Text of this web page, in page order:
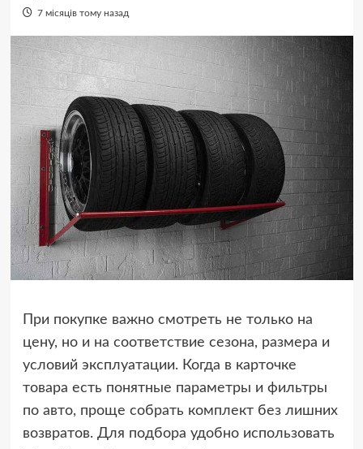
7 місяців тому назад
При покупке важно смотреть не только на
цену, но и на соответствие сезона, размера и
условий эксплуатации. Когда в карточке
товара есть понятные параметры и фильтры
по авто, проще собрать комплект без лишних
возвратов. Для подбора удобно использовать